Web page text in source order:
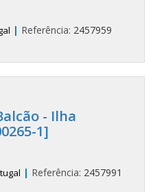
| Referência: 2457959
- Ilha
1]
| Referência: 2457991